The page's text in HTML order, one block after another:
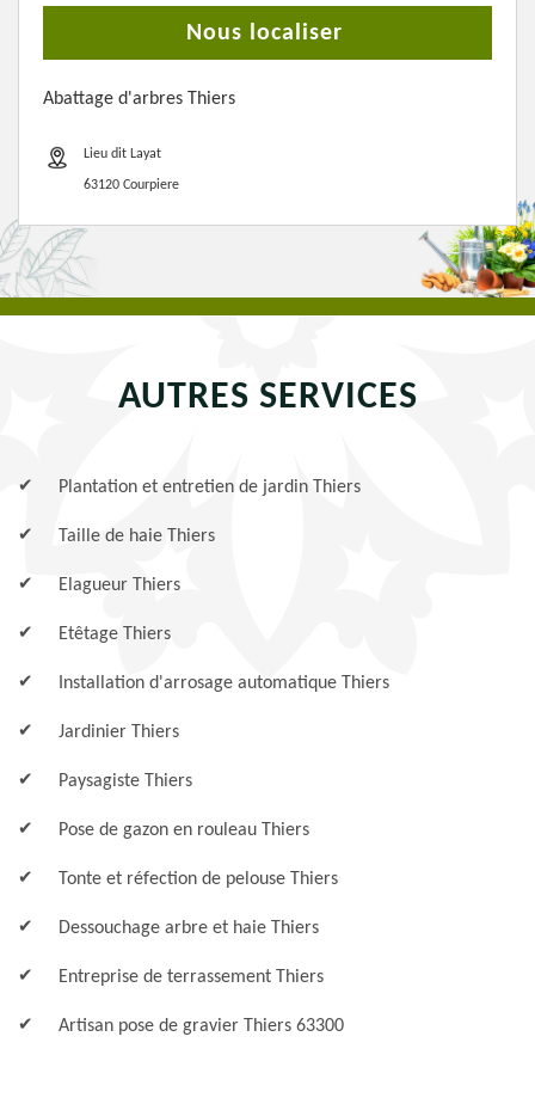
Nous localiser
Abattage d'arbres Thiers
Lieu dit Layat
63120 Courpiere
AUTRES SERVICES
Plantation et entretien de jardin Thiers
Taille de haie Thiers
Elagueur Thiers
Etêtage Thiers
Installation d'arrosage automatique Thiers
Jardinier Thiers
Paysagiste Thiers
Pose de gazon en rouleau Thiers
Tonte et réfection de pelouse Thiers
Dessouchage arbre et haie Thiers
Entreprise de terrassement Thiers
Artisan pose de gravier Thiers 63300